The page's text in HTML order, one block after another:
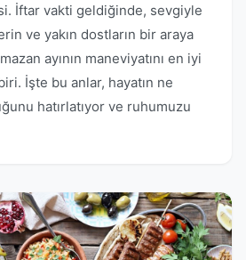
İftar vakti geldiğinde, sevgiyle
ve yakın dostların bir araya
ayının maneviyatını en iyi
İşte bu anlar, hayatın ne
hatırlatıyor ve ruhumuzu